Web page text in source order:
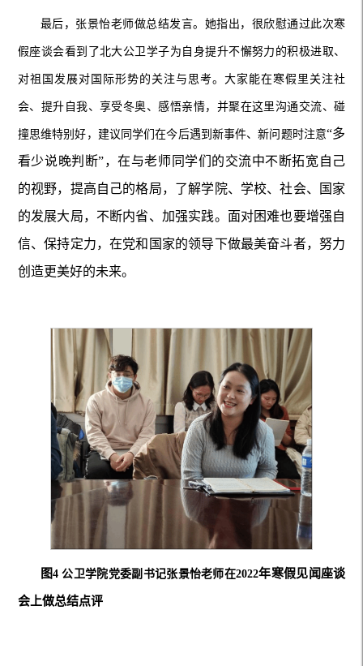
最后，张景怡老师做总结发言。她指出，很欣慰通过此次寒
假座谈会看到了北大公卫学子为自身提升不懈努力的积极进取、
对祖国发展对国际形势的关注与思考。大家能在寒假里关注社
会、提升自我、享受冬奥、感悟亲情，并聚在这里沟通交流、碰
撞思维特别好，建议同学们在今后遇到新事件、新问题时注意“多
看少说晚判断”，在与老师同学们的交流中不断拓宽自己
的视野，提高自己的格局，了解学院、学校、社会、国家
的发展大局，不断内省、加强实践。面对困难也要增强自
信、保持定力，在党和国家的领导下做最美奋斗者，努力
创造更美好的未来。
图4公卫学院党委副书记张景怡老师在2022年寒假见闻座谈
会上做总结点评